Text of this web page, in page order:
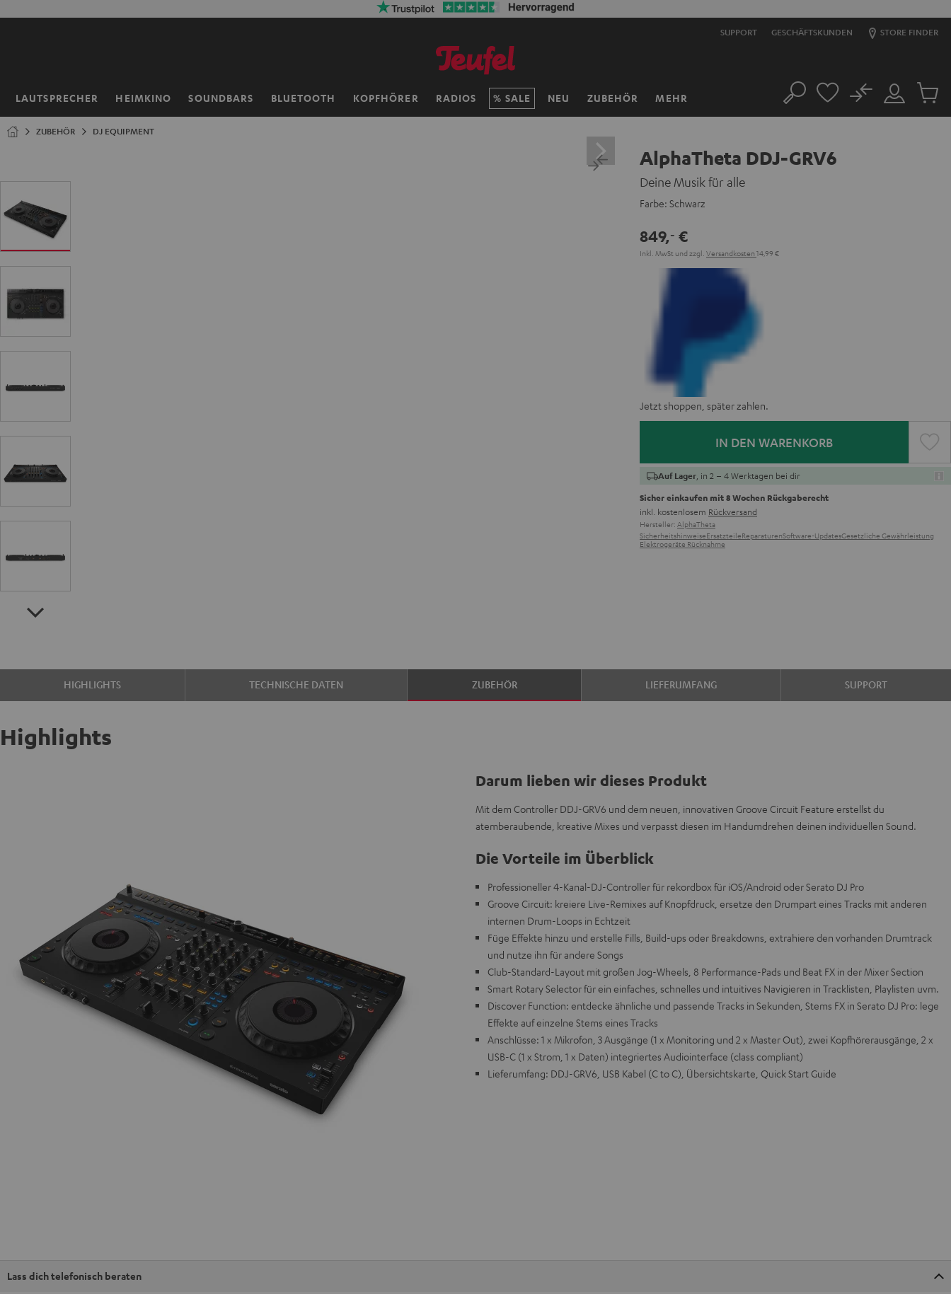
SUPPORT GESCHÄFTSKUNDEN STORE FINDER
LAUTSPRECHER HEIMKINO SOUNDBARS BLUETOOTH KOPFHÖRER RADIOS SALE NEU ZUBEHÖR MEHR
Startseite Suche
Mein
Konto
No
Artikel
ZUBEHÖR DJ EQUIPMENT
AlphaTheta DDJ-GRV6
Deine Musik für alle
Farbe: Schwarz
849,‐ €
Inkl. MwSt und zzgl. Versandkosten 14,99 €
Jetzt shoppen, später zahlen.
IN DEN WARENKORB
Auf Lager , in 2 – 4 Werktagen bei dir
Sicher einkaufen mit 8 Wochen Rückgaberecht
inkl. kostenlosem Rückversand
Hersteller: AlphaTheta
SicherheitshinweiseErsatzteileReparaturenSoftware-UpdatesGesetzliche Gewährleistung
Elektrogeräte Rücknahme
HIGHLIGHTS TECHNISCHE DATEN ZUBEHÖR LIEFERUMFANG SUPPORT
Highlights
Darum lieben wir dieses Produkt
Mit dem Controller DDJ-GRV6 und dem neuen, innovativen Groove Circuit Feature erstellst du
atemberaubende, kreative Mixes und verpasst diesen im Handumdrehen deinen individuellen Sound.
Die Vorteile im Überblick
Professioneller 4-Kanal-DJ-Controller für rekordbox für iOS/Android oder Serato DJ Pro
Groove Circuit: kreiere Live-Remixes auf Knopfdruck, ersetze den Drumpart eines Tracks mit anderen
internen Drum-Loops in Echtzeit
Füge Effekte hinzu und erstelle Fills, Build-ups oder Breakdowns, extrahiere den vorhanden Drumtrack
und nutze ihn für andere Songs
Club-Standard-Layout mit großen Jog-Wheels, 8 Performance-Pads und Beat FX in der Mixer Section
Smart Rotary Selector für ein einfaches, schnelles und intuitives Navigieren in Tracklisten, Playlisten uvm.
Discover Function: entdecke ähnliche und passende Tracks in Sekunden, Stems FX in Serato DJ Pro: lege
Effekte auf einzelne Stems eines Tracks
Anschlüsse: 1 x Mikrofon, 3 Ausgänge (1 x Monitoring und 2 x Master Out), zwei Kopfhörerausgänge, 2 x
USB-C (1 x Strom, 1 x Daten) integriertes Audiointerface (class compliant)
Lieferumfang: DDJ-GRV6, USB Kabel (C to C), Übersichtskarte, Quick Start Guide
Lass dich telefonisch beraten